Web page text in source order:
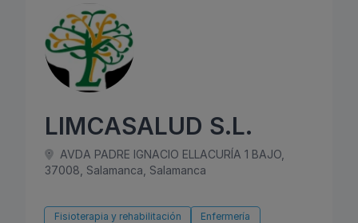
LIMCASALUD S.L.
AVDA PADRE IGNACIO ELLACURÍA 1 BAJO,
37008, Salamanca, Salamanca
Fisioterapia y rehabilitación
Enfermería